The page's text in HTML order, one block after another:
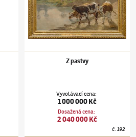
Z pastvy
Vyvolávací cena:
1 000 000 Kč
Dosažená cena:
2 040 000 Kč
č.192